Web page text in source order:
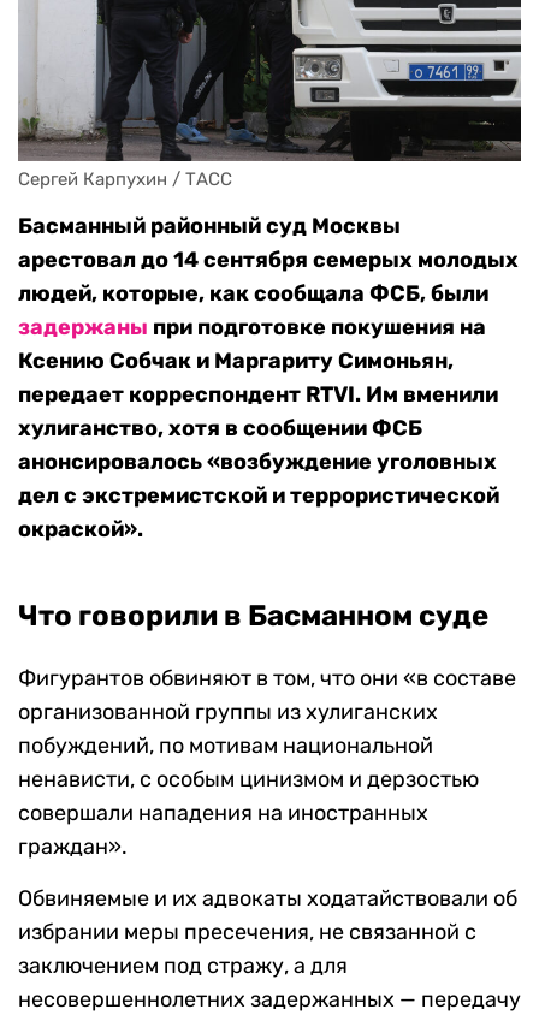
Сергей Карпухин / ТАСС
Басманный районный суд Москвы
арестовал до 14 сентября семерых молодых
людей, которые, как сообщала ФСБ, были
задержаны при подготовке покушения на
Ксению Собчак и Маргариту Симоньян,
передает корреспондент RTVI. Им вменили
хулиганство, хотя в сообщении ФСБ
анонсировалось «возбуждение уголовных
дел с экстремистской и террористической
окраской».
Что говорили в Басманном суде
Фигурантов обвиняют в том, что они «в составе
организованной группы из хулиганских
побуждений, по мотивам национальной
ненависти, с особым цинизмом и дерзостью
совершали нападения на иностранных
граждан».
Обвиняемые и их адвокаты ходатайствовали об
избрании меры пресечения, не связанной с
заключением под стражу, а для
несовершеннолетних задержанных — передачу